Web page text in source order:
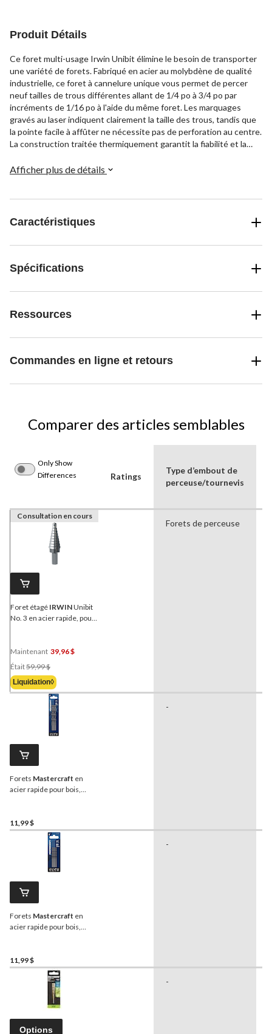
Produit Détails
Ce foret multi-usage Irwin Unibit élimine le besoin de transporter
une variété de forets. Fabriqué en acier au molybdène de qualité
industrielle, ce foret à cannelure unique vous permet de percer
neuf tailles de trous différentes allant de 1/4 po à 3/4 po par
incréments de 1/16 po à l'aide du même foret. Les marquages
gravés au laser indiquent clairement la taille des trous, tandis que
la pointe facile à affûter ne nécessite pas de perforation au centre.
La construction traitée thermiquement garantit la fiabilité et la
surfaces courbes.
Afficher plus de détails
Caractéristiques
Spécifications
Ressources
Commandes en ligne et retours
Comparer des articles semblables
Only Show
Differences
Ratings
Type d’embout de
perceuse/tournevis
Consultation en cours
Foret étagé IRWINUnibit
No. 3 en acier rapide, pour
Maintenant 39,96 $
Était59,99 $
Était
59,99 $
Liquidation◊
Forets de perceuse
Forets Mastercraft en
acier rapide pour bois,
11,99 $
-
Forets Mastercraft en
acier rapide pour bois,
11,99 $
-
Options
-